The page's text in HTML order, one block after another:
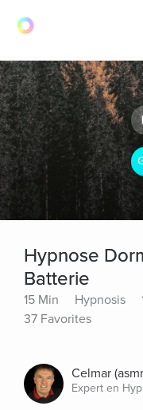
Hypnose
Batterie
15 Min Hypnosis
37 Favorites
Celmar
Expert en